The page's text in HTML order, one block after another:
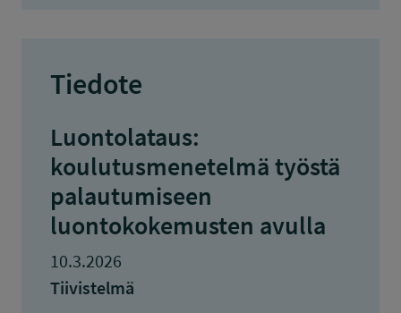
Tiedote
Luontolataus:
koulutusmenetelmä työstä
palautumiseen
luontokokemusten avulla
10.3.2026
Tiivistelmä